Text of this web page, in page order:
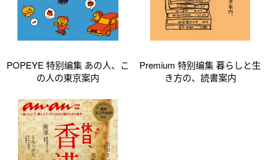
POPEYE 特别编集 あの人、こ
の人の東京案内
Premium 特别编集 暮らしと生
き方の、読書案内